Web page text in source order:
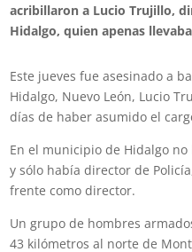
acribillaron a Lucio Trujillo,
Hidalgo, quien apenas
Este jueves fue asesinado a
Hidalgo, Nuevo León, Lucio
días de haber asumido el
En el municipio de Hidalgo
y sólo había director de
frente como director.
Un grupo de hombres
43 kilómetros al norte de